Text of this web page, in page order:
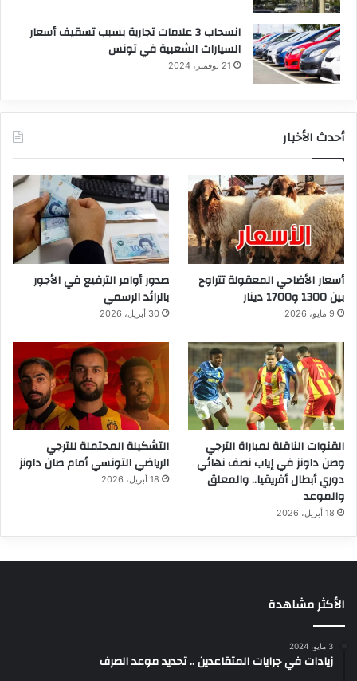
انسحاب 3 علامات تجارية بسبب تسقيف أسعار
السيارات الشعبية في تونس
21 نوفمبر، 2024
أحدث الأخبار
أسعار الأضاحي المعقولة تتراوح
بين 1300 و1700 دينار
9 مايو، 2026
صدور أوامر الترفيع في الأجور
بالرائد الرسمي
30 أبريل، 2026
القنوات الناقلة لمباراة الترجي
وصن داونز في إياب نصف نهائي
دوري أبطال أفريقيا.. والمعلق
والموعد
18 أبريل، 2026
التشكيلة المحتملة للترجي
الرياضي التونسي أمام صان داونز
18 أبريل، 2026
الأكثر مشاهدة
3 مايو، 2024
زيادات في جرايات المتقاعدين .. تحديد موعد الصرف